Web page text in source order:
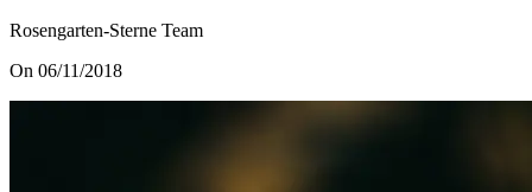
Rosengarten-Sterne Team
On 06/11/2018